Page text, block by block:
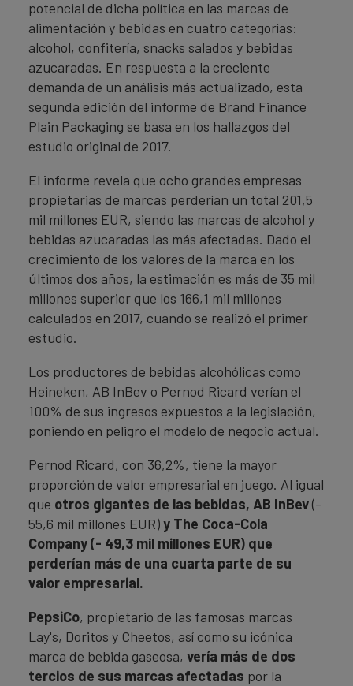
potencial de dicha política en las marcas de
alimentación y bebidas en cuatro categorías:
alcohol, confitería, snacks salados y bebidas
azucaradas. En respuesta a la creciente
demanda de un análisis más actualizado, esta
segunda edición del informe de Brand Finance
Plain Packaging se basa en los hallazgos del
estudio original de 2017.
El informe revela que ocho grandes empresas
propietarias de marcas perderían un total 201,5
mil millones EUR, siendo las marcas de alcohol y
bebidas azucaradas las más afectadas. Dado el
crecimiento de los valores de la marca en los
últimos dos años, la estimación es más de 35 mil
millones superior que los 166,1 mil millones
calculados en 2017, cuando se realizó el primer
estudio.
Los productores de bebidas alcohólicas como
Heineken, AB InBev o Pernod Ricard verían el
100% de sus ingresos expuestos a la legislación,
poniendo en peligro el modelo de negocio actual.
Pernod Ricard, con 36,2%, tiene la mayor
proporción de valor empresarial en juego. Al igual
que otros gigantes de las bebidas, AB InBev(-
55,6 mil millones EUR)y The Coca-Cola
Company (- 49,3 mil millones EUR) que
perderían más de una cuarta parte de su
valor empresarial.
PepsiCo, propietario de las famosas marcas
Lay's, Doritos y Cheetos, así como su icónica
marca de bebida gaseosa, vería más de dos
tercios de sus marcas afectadas por la